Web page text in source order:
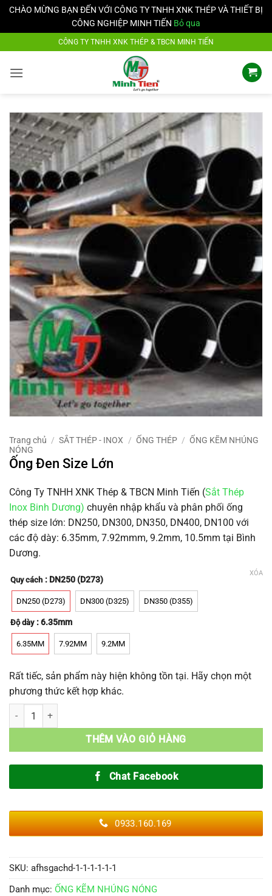
CHÀO MỪNG BẠN ĐẾN VỚI CÔNG TY TNHH XNK THÉP VÀ THIẾT BỊ
CÔNG NGHIỆP MINH TIẾN Bỏ qua
nội
CÔNG TY TNHH XNK THÉP & TBCN MINH TIẾN
Trang chủ / SẮT THÉP - INOX / ỐNG THÉP / ỐNG KẼM NHÚNG
NÓNG
Ống Đen Size Lớn
Công Ty TNHH XNK Thép & TBCN Minh Tiến (Sắt Thép
Inox Binh Dương) chuyên nhập khẩu và phân phối ống
thép size lớn: DN250, DN300, DN350, DN400, DN100 với
các độ dày: 6.35mm, 7.92mmm, 9.2mm, 10.5mm tại Bình
Dương.
Quy cách : DN250 (D273)
DN250 (D273) DN300 (D325) DN350 (D355)
Độ dày : 6.35mm
6.35MM 7.92MM 9.2MM
XÓA
Rất tiếc, sản phẩm này hiện không tồn tại. Hãy chọn một
phương thức kết hợp khác.
Ống Đen Size Lớn số lượng
THÊM VÀO GIỎ HÀNG
Alternative:
Chat Facebook
0933.160.169
SKU: afhsgachd-1-1-1-1-1-1
Danh mục: ỐNG KẼM NHÚNG NÓNG